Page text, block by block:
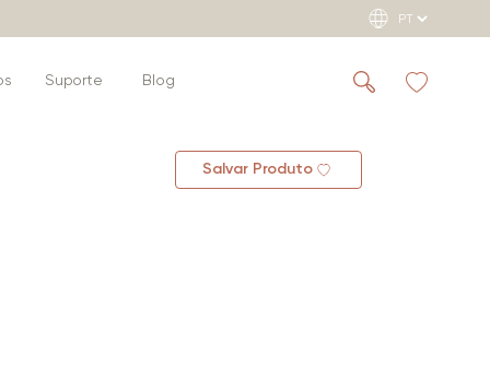
Suporte Blog
Salvar Produto